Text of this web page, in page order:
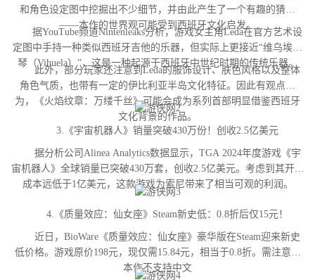
和角色设定图中挖掘出不少细节，并由此产生了一个有趣的猜测
——本作的世界观可能受到西班牙文化启发。
据YouTube频道Nintenleaks分析，游戏女主角Leda在官方艺术设
定图中手持一种类似西班牙吉他的乐器，但实际上更接近“维乌埃拉
琴（Vihuela）”，这是一种起源于西班牙中世纪时期的传统乐器。
此外，部分玩家还注意到Leda的服饰设计、肤色风格以及整体
角色气质，也带有一定的伊比利亚半岛文化特征。因此有观点认
为，《火焰纹章：万缕千丝》可能会成为系列首部明显借鉴西班牙
文化背景的作品。
3.《宇宙机器人》销量突破430万份！创收2.5亿美元
据分析公司Alinea Analytics数据显示，TGA 2024年度游戏《宇
宙机器人》全球销量已突破430万套，创收2.5亿美元。考虑到其开发
成本远低于1亿美元，这款游戏为索尼带来了相当可观的利润。
4.《质量效应：仙女座》Steam新史低：0.8折后仅15元！
近日，BioWare《质量效应：仙女座》豪华版在Steam迎来新史
低价格。游戏原价198元，现仅需15.84元，相当于0.8折。需注意，
本作不支持中文